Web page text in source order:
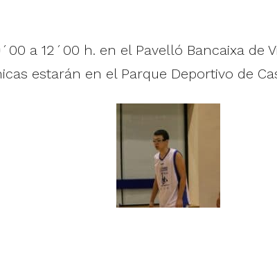
a 12´00 h. en el Pavelló Bancaixa
estarán en el Parque Deportivo de